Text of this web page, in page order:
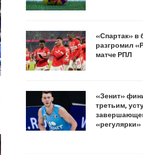
«Спартак»
разгромил
матче РПЛ
«Зенит»
третьим,
«регулярки»